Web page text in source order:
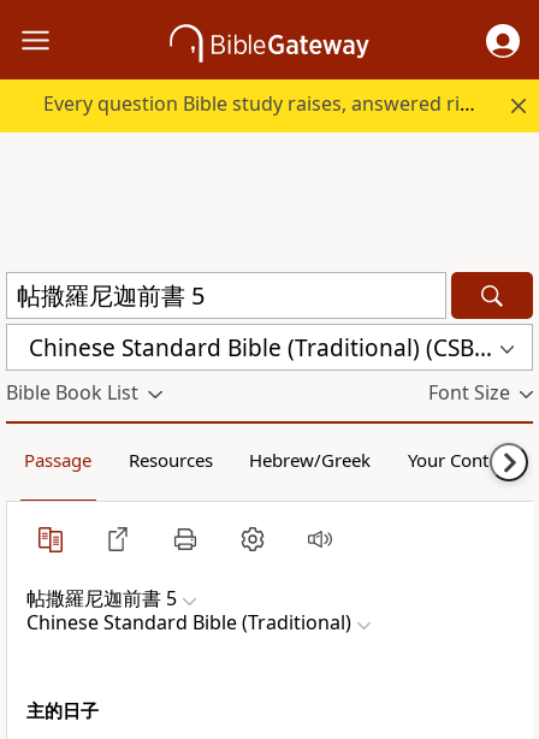
Every question Bible study raises, answered right here.
Chinese Standard Bible (Traditional) (CSBT)
Bible Book List Font Size
Passage Resources Hebrew/Greek Your Content
帖撒羅尼迦前書 5
Chinese Standard Bible (Traditional)
主的日子